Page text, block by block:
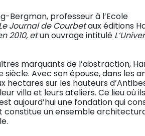
Bergman, professeur à l’Ecole
Journal de Courbetaux éditions
2010, etun ouvrage intitulé
marquants de l’abstraction,
Avec son épouse, dans les
hectares sur les hauteurs
villa et leurs ateliers. Ce lieu où
aujourd’hui une fondation qui
constitue un ensemble